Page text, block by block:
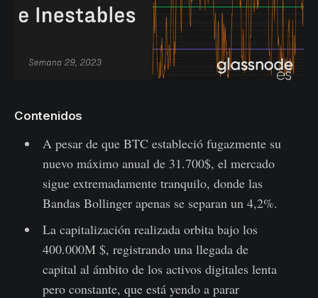
Contenidos
A pesar de que BTC estableció fugazmente su
nuevo máximo anual de 31.700$, el mercado
sigue extremadamente tranquilo, donde las
Bandas Bollinger apenas se separan un 4,2%.
La capitalización realizada orbita bajo los
400.000M $, registrando una llegada de
capital al ámbito de los activos digitales lenta
pero constante, que está yendo a parar